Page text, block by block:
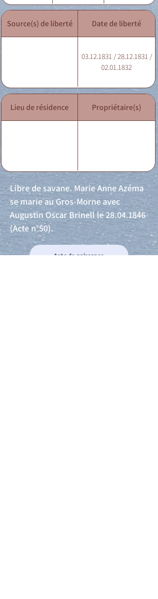
Source(s) de liberté Date de liberté
03.12.1831 / 28.12.1831 /
02.01.1832
Lieu de résidence Propriétaire(s)
Libre de savane. Marie Anne Azéma
se marie au Gros-Morne avec
Augustin Oscar Brinell le28.04.1846
(Acte n°50).
Acte de naissance